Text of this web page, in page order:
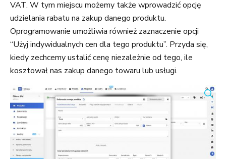
VAT. W tym miejscu możemy także wprowadzić opcję
udzielania rabatu na zakup danego produktu.
Oprogramowanie umożliwia również zaznaczenie opcji
“Użyj indywidualnych cen dla tego produktu”. Przyda się,
kiedy zechcemy ustalić cenę niezależnie od tego, ile
kosztował nas zakup danego towaru lub usługi.